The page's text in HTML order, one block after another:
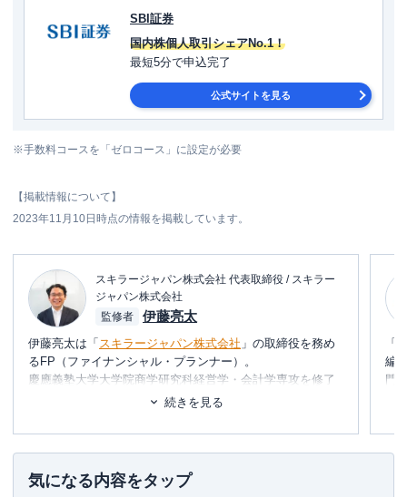
SBI証券
国内株個人取引シェアNo.1！
最短5分で申込完了
公式サイトを見る
※手数料コースを「ゼロコース」に設定が必要
【掲載情報について】
2023年11月10日時点の情報を掲載しています。
スキラージャパン株式会社 代表取締役 / スキラー
ジャパン株式会社
監修者
伊藤亮太
伊藤亮太は「 スキラージャパン株式会社 」の取締役を務め
るFP（ファイナンシャル・プランナー）。
慶應義塾大学大学院商学研究科経営学・会計学専攻を修了
CFP®を取得。
行業務に携わる。
現在は富裕層個人の資産設計を中心としたマネー・ライフ
プランの提案・策定・サポート等を行う傍ら、
関連するセミナー講師や講演を多数行う。
続きを見る
「
編
門
め
気になる内容をタップ